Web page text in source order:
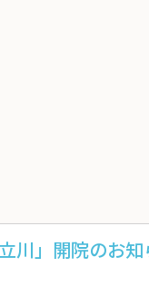
川」開院のお